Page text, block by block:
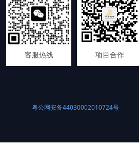
客服热线 项目合作
粤公网安备44030002010724号